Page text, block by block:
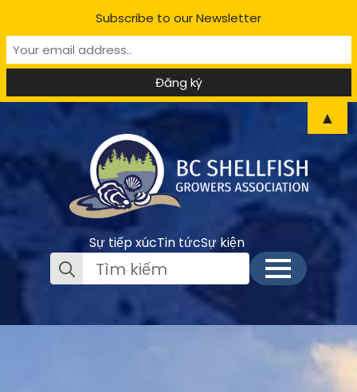
Sự tiếp xúcTin tứcSự kiện
Sưu
tầm:
Subscribe to our Newsletter
▲